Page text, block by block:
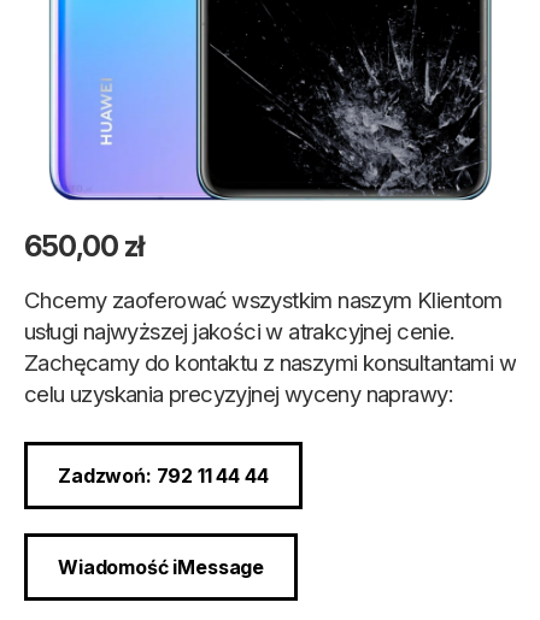
650,00 zł
Chcemy zaoferować wszystkim naszym Klientom
usługi najwyższej jakości w atrakcyjnej cenie.
Zachęcamy do kontaktu z naszymi konsultantami w
celu uzyskania precyzyjnej wyceny naprawy:
Zadzwoń: 792 11 44 44
Wiadomość iMessage